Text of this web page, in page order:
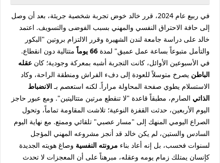
في ربيع عام 2024، قرر خالد خوض تجربة شخصية جريئة، بعد أن وصل
إلى حافة الاحتراق النفسي والمهني بسبب الفوضى والتسويف. اعتمد
خالد على دراسة جامعة لندن الشهيرة وقرر الالتزام بروتين "البكور
والتأمل متبوعاً بساعة عمل عميق" لمدة 66 يوماً
متتالية دون انقطاع.
في الأسبوعين الأوائل، كانت التجربة أشبه بمعركة وجودية؛ كان عقله
الباطن يصرخ متوسلاً للعودة إلى دفء الفراش ومنطقة الراحة، وكاد
الاستسلام يطوي صفحة المحاولة مراراً. لكنه استعصم بـ الانضباط
الذاتي الصارم، مطبقاً قاعدة "لا تنقطع مرتين متتاليتين". ومع عبور حاجز
اليوم الأربعين، حدثت القفزة النوعية؛ تلاشت المقاومة تماماً، وتحول
الصراع اليومي المنهك إلى "مسار عصبي" تلقائي وممتع. مع نهاية اليوم
السادس والستين، لم يكن خالد قد أنجز مشروعه المهني المؤجل
لسنوات فحسب، بل إنه أعاد بناء مرونته النفسية وصاغ هويته الجديدة
كإنسان يمتلك زمام يومه وعقله، مبرهناً على أن المعجزات لا تحدث